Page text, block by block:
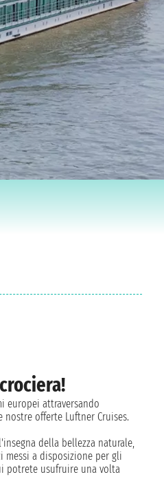
europei attraversando
offerte Luftner Cruises.
della bellezza naturale,
messi a disposizione per gli
potrete usufruire una volta